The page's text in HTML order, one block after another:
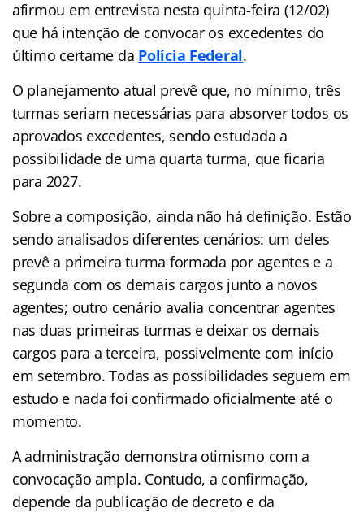
afirmou em entrevista nesta quinta-feira (12/02)
que há intenção de convocar os excedentes do
último certame da Polícia Federal.
O planejamento atual prevê que, no mínimo, três
turmas seriam necessárias para absorver todos os
aprovados excedentes, sendo estudada a
possibilidade de uma quarta turma, que ficaria
para 2027.
Sobre a composição, ainda não há definição. Estão
sendo analisados diferentes cenários: um deles
prevê a primeira turma formada por agentes e a
segunda com os demais cargos junto a novos
agentes; outro cenário avalia concentrar agentes
nas duas primeiras turmas e deixar os demais
cargos para a terceira, possivelmente com início
em setembro. Todas as possibilidades seguem em
estudo e nada foi confirmado oficialmente até o
momento.
A administração demonstra otimismo com a
convocação ampla. Contudo, a confirmação,
depende da publicação de decreto e da